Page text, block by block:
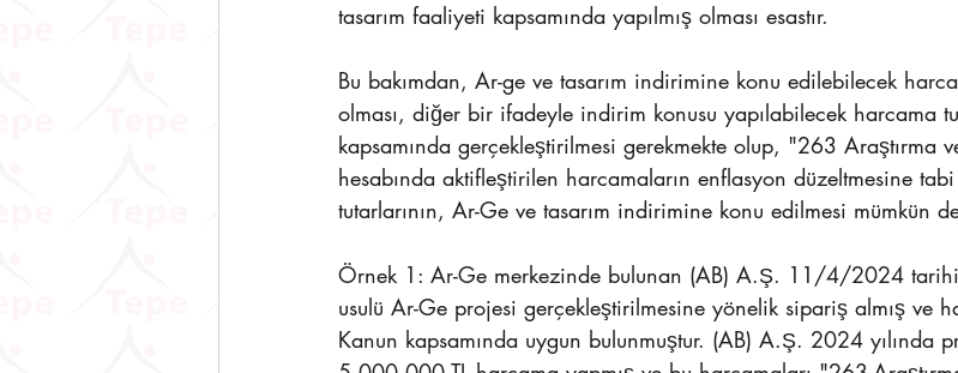
tasarım faaliyeti kapsamında yapılmış olması esastır.
Bu bakımdan, Ar-ge ve tasarım indirimine konu edilebilecek
olması, diğer bir ifadeyle indirim konusu yapılabilecek harcama
kapsamında gerçekleştirilmesi gerekmekte olup, "263 Araştırma
hesabında aktifleştirilen harcamaların enflasyon düzeltmesine
tutarlarının, Ar-Ge ve tasarım indirimine konu edilmesi mümkün
Örnek 1: Ar-Ge merkezinde bulunan (AB) A.Ş. 11/4/2024
usulü Ar-Ge projesi gerçekleştirilmesine yönelik sipariş almış ve
Kanun kapsamında uygun bulunmuştur. (AB) A.Ş. 2024 yılında